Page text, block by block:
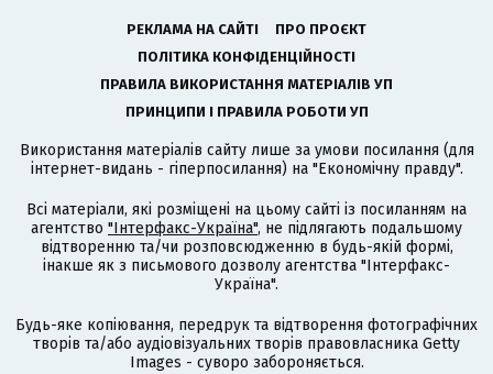
РЕКЛАМА НА САЙТІ
ПРО ПРОЄКТ
ПОЛІТИКА КОНФІДЕНЦІЙНОСТІ
ПРАВИЛА ВИКОРИСТАННЯ МАТЕРІАЛІВ УП
ПРИНЦИПИ І ПРАВИЛА РОБОТИ УП
Використання матеріалів сайту лише за умови посилання (для
інтернет-видань - гіперпосилання) на "Економічну правду".
Всі матеріали, які розміщені на цьому сайті із посиланням на
агентство "Інтерфакс-Україна", не підлягають подальшому
відтворенню та/чи розповсюдженню в будь-якій формі,
інакше як з письмового дозволу агентства "Інтерфакс-
Україна".
Будь-яке копіювання, передрук та відтворення фотографічних
творів та/або аудіовізуальних творів правовласника Getty
Images - суворо забороняється.